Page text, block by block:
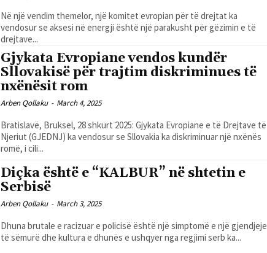
Në një vendim themelor, një komitet evropian për të drejtat ka
vendosur se aksesi në energji është një parakusht për gëzimin e të
drejtave...
Gjykata Evropiane vendos kundër
Sllovakisë për trajtim diskriminues të
nxënësit rom
Arben Qollaku - March 4, 2025
Bratislavë, Bruksel, 28 shkurt 2025: Gjykata Evropiane e të Drejtave të
Njeriut (GJEDNJ) ka vendosur se Sllovakia ka diskriminuar një nxënës
romë, i cili...
Diçka është e “KALBUR” në shtetin e
Serbisë
Arben Qollaku - March 3, 2025
Dhuna brutale e racizuar e policisë është një simptomë e një gjendjeje
të sëmurë dhe kultura e dhunës e ushqyer nga regjimi serb ka...